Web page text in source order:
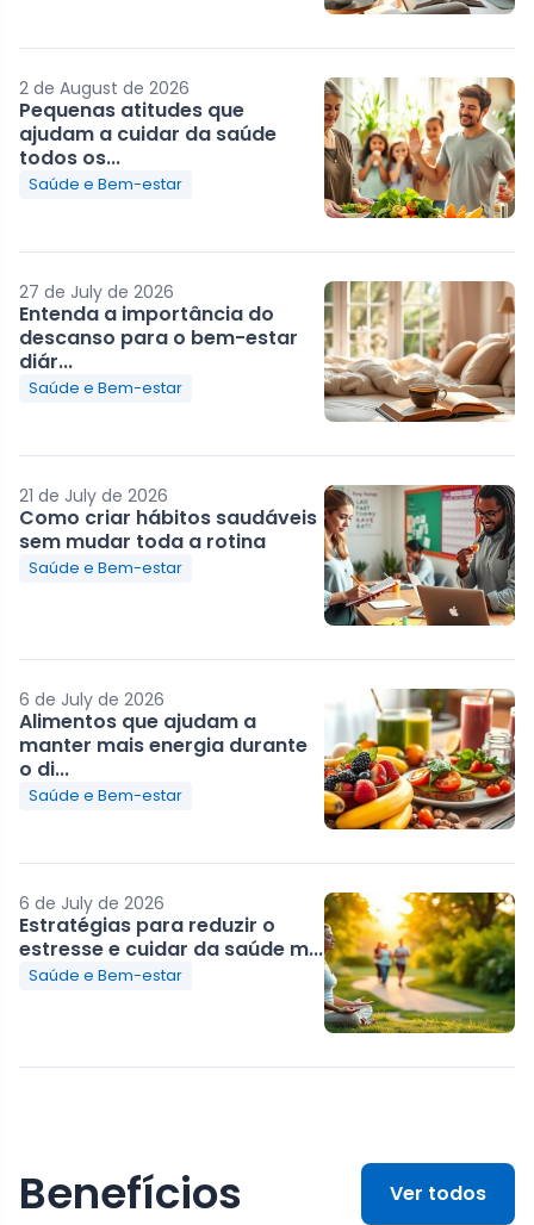
2 de August de 2026
Pequenas atitudes que
ajudam a cuidar da saúde
todos os...
Saúde e Bem-estar
27 de July de 2026
Entenda a importância do
descanso para o bem-estar
diár...
Saúde e Bem-estar
21 de July de 2026
Como criar hábitos saudáveis
sem mudar toda a rotina
Saúde e Bem-estar
6 de July de 2026
Alimentos que ajudam a
manter mais energia durante
o di...
Saúde e Bem-estar
6 de July de 2026
Estratégias para reduzir o
estresse e cuidar da saúde m...
Saúde e Bem-estar
Benefícios Ver todos